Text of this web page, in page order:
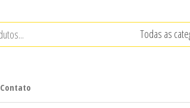
Contato